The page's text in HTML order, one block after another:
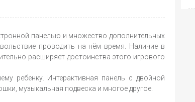
панелью и множество дополнительных
проводить на нём время. Наличие в
расширяет достоинства этого игрового
ребенку. Интерактивная панель с двойной
музыкальная подвеска и многое другое.